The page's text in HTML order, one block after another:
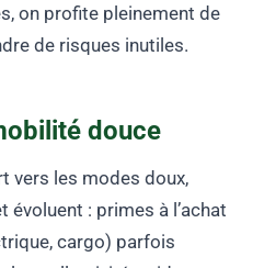
on profite pleinement de
de risques inutiles.
douce
vers les modes doux,
évoluent : primes à l’achat
cargo) parfois